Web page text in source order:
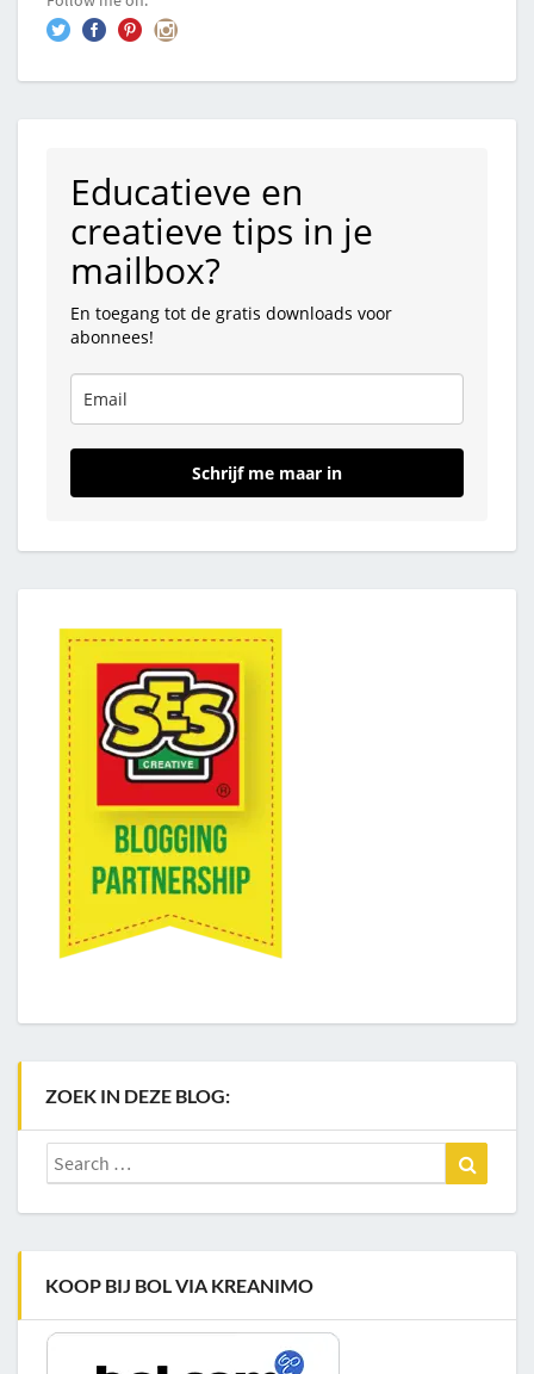
Educatieve en
creatieve tips in je
mailbox?
En toegang tot de gratis downloads voor
abonnees!
Schrijf me maar in
ZOEK IN DEZE BLOG:
Search
for:
KOOP BIJ BOL VIA KREANIMO